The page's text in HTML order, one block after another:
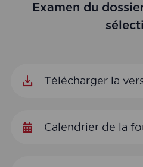
Examen du
Télécharger la
Calendrier de la